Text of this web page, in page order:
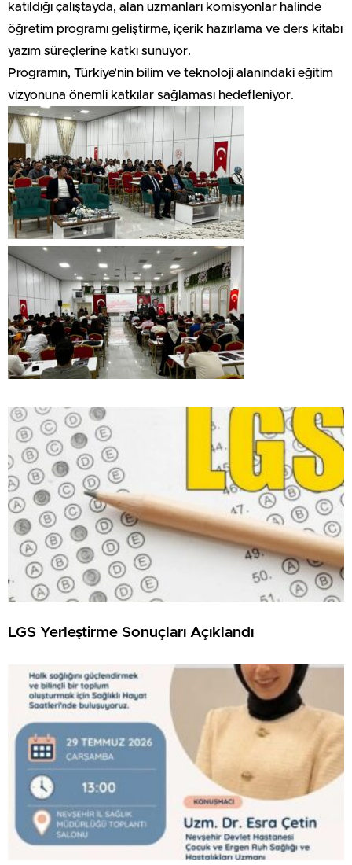
katıldığı çalıştayda, alan uzmanları komisyonlar halinde
öğretim programı geliştirme, içerik hazırlama ve ders kitabı
yazım süreçlerine katkı sunuyor.
Programın, Türkiye’nin bilim ve teknoloji alanındaki eğitim
vizyonuna önemli katkılar sağlaması hedefleniyor.
LGS Yerleştirme Sonuçları Açıklandı